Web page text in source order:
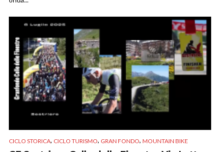
CICLO STORICA, CICLO TURISMO, GRAN FONDO, MOUNTAIN BIKE